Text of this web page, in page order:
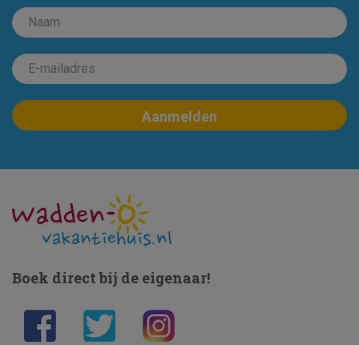
Boek direct bij de eigenaar!